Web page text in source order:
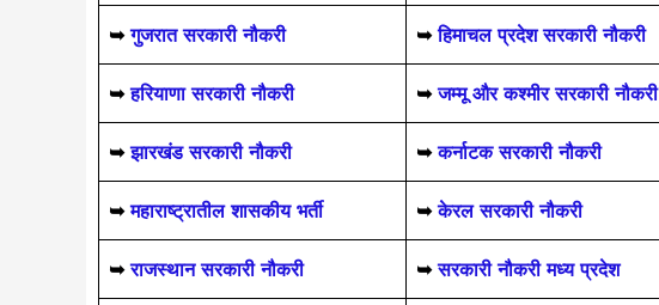
➥ गुजरात सरकारी नौकरी ➥हिमाचल प्रदेश सरकारी नौकरी
➥हरियाणा सरकारी नौकरी ➥जम्मू और कश्मीर सरकारी नौकरी
➥ झारखंड सरकारी नौकरी ➥ कर्नाटक सरकारी नौकरी
➥ महाराष्ट्रातील शासकीय भर्ती ➥ केरल सरकारी नौकरी
➥ राजस्थान सरकारी नौकरी ➥सरकारी नौकरी मध्य प्रदेश